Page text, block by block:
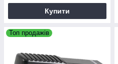
Купити
Топ продажів